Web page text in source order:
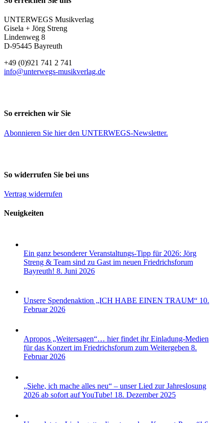
UNTERWEGS Musikverlag
Gisela + Jörg Streng
Lindenweg 8
D-95445 Bayreuth
+49 (0)921 741 2 741
info@unterwegs-musikverlag.de
So erreichen wir Sie
Abonnieren Sie hierden UNTERWEGS-Newsletter.
So widerrufen Sie bei uns
Vertrag widerrufen
Neuigkeiten
Ein ganz besonderer Veranstaltungs-Tipp für 2026: Jörg
Streng & Team sind zu Gast im neuen Friedrichsforum
Bayreuth! 8. Juni 2026
Unsere Spendenaktion „ICH HABE EINEN TRAUM“ 10.
Februar 2026
Apropos „Weitersagen“… hier findet ihr Einladung-Medien
für das Konzert im Friedrichsforum zum Weitergeben 8.
Februar 2026
„Siehe, ich mache alles neu“ – unser Lied zur Jahreslosung
2026 ab sofort auf YouTube! 18. Dezember 2025